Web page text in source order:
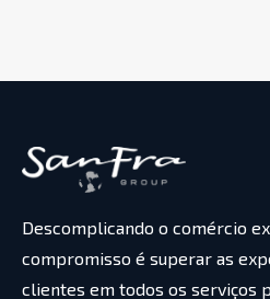
Descomplicando o comércio
compromisso é superar as
clientes em todos os serviços